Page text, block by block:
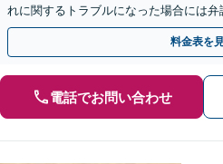
れに関するトラブルになった場合には
可欠だと思います。銀座駅1分、100社
料金表を
電話でお問い合わせ